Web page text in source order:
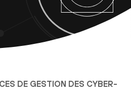
DE GESTION DES CYBER-